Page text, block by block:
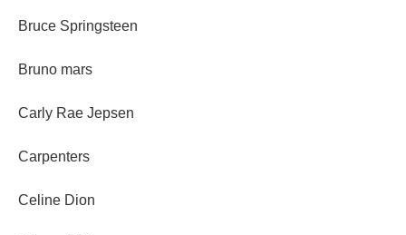
Bruce Springsteen
Bruno mars
Carly Rae Jepsen
Carpenters
Celine Dion